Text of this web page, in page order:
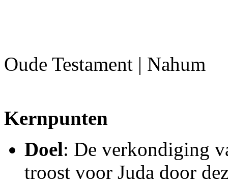
Oude Testament | Nahum
Kernpunten
Doel: De verkondiging
troost voor Juda door